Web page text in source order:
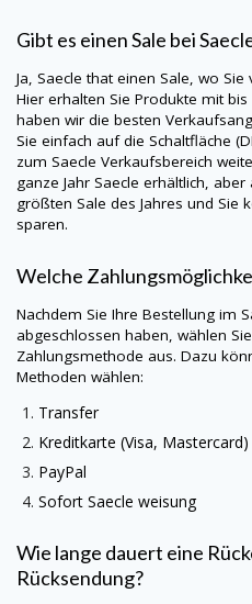
Gibt es einen Sale bei
Ja, Saeclethat einen Sale, wo
Hier erhalten Sie Produkte mit
haben wir die besten
Sie einfach auf die Schaltfläche
zum Saecle Verkaufsbereich
ganze Jahr Saecle erhältlich, aber
größten Sale des Jahres und Sie
sparen.
Welche
Nachdem Sie Ihre Bestellung im
abgeschlossen haben, wählen
Zahlungsmethode aus. Dazu
Methoden wählen:
Transfer
Kreditkarte (Visa, Mastercard)
PayPal
Sofort Saecle weisung
Wie lange dauert eine
Rücksendung?